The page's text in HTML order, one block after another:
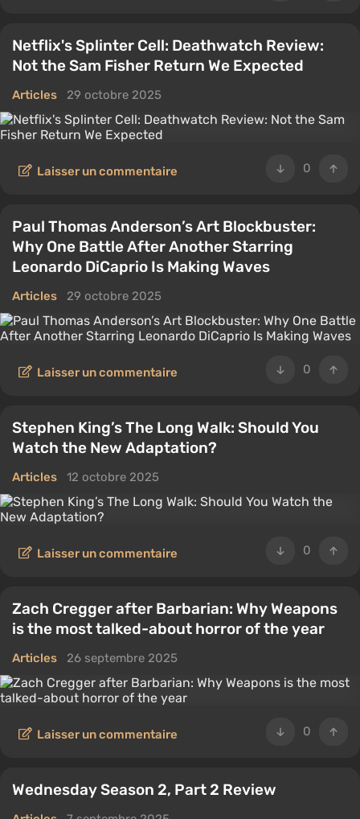
Netflix's Splinter Cell: Deathwatch Review:
Not the Sam Fisher Return We Expected
Articles 29 octobre 2025
0
Laisser un commentaire
Paul Thomas Anderson’s Art Blockbuster:
Why One Battle After Another Starring
Leonardo DiCaprio Is Making Waves
Articles 29 octobre 2025
0
Laisser un commentaire
Stephen King’s The Long Walk: Should You
Watch the New Adaptation?
Articles 12 octobre 2025
0
Laisser un commentaire
Zach Cregger after Barbarian: Why Weapons
is the most talked-about horror of the year
Articles 26 septembre 2025
0
Laisser un commentaire
Wednesday Season 2, Part 2 Review